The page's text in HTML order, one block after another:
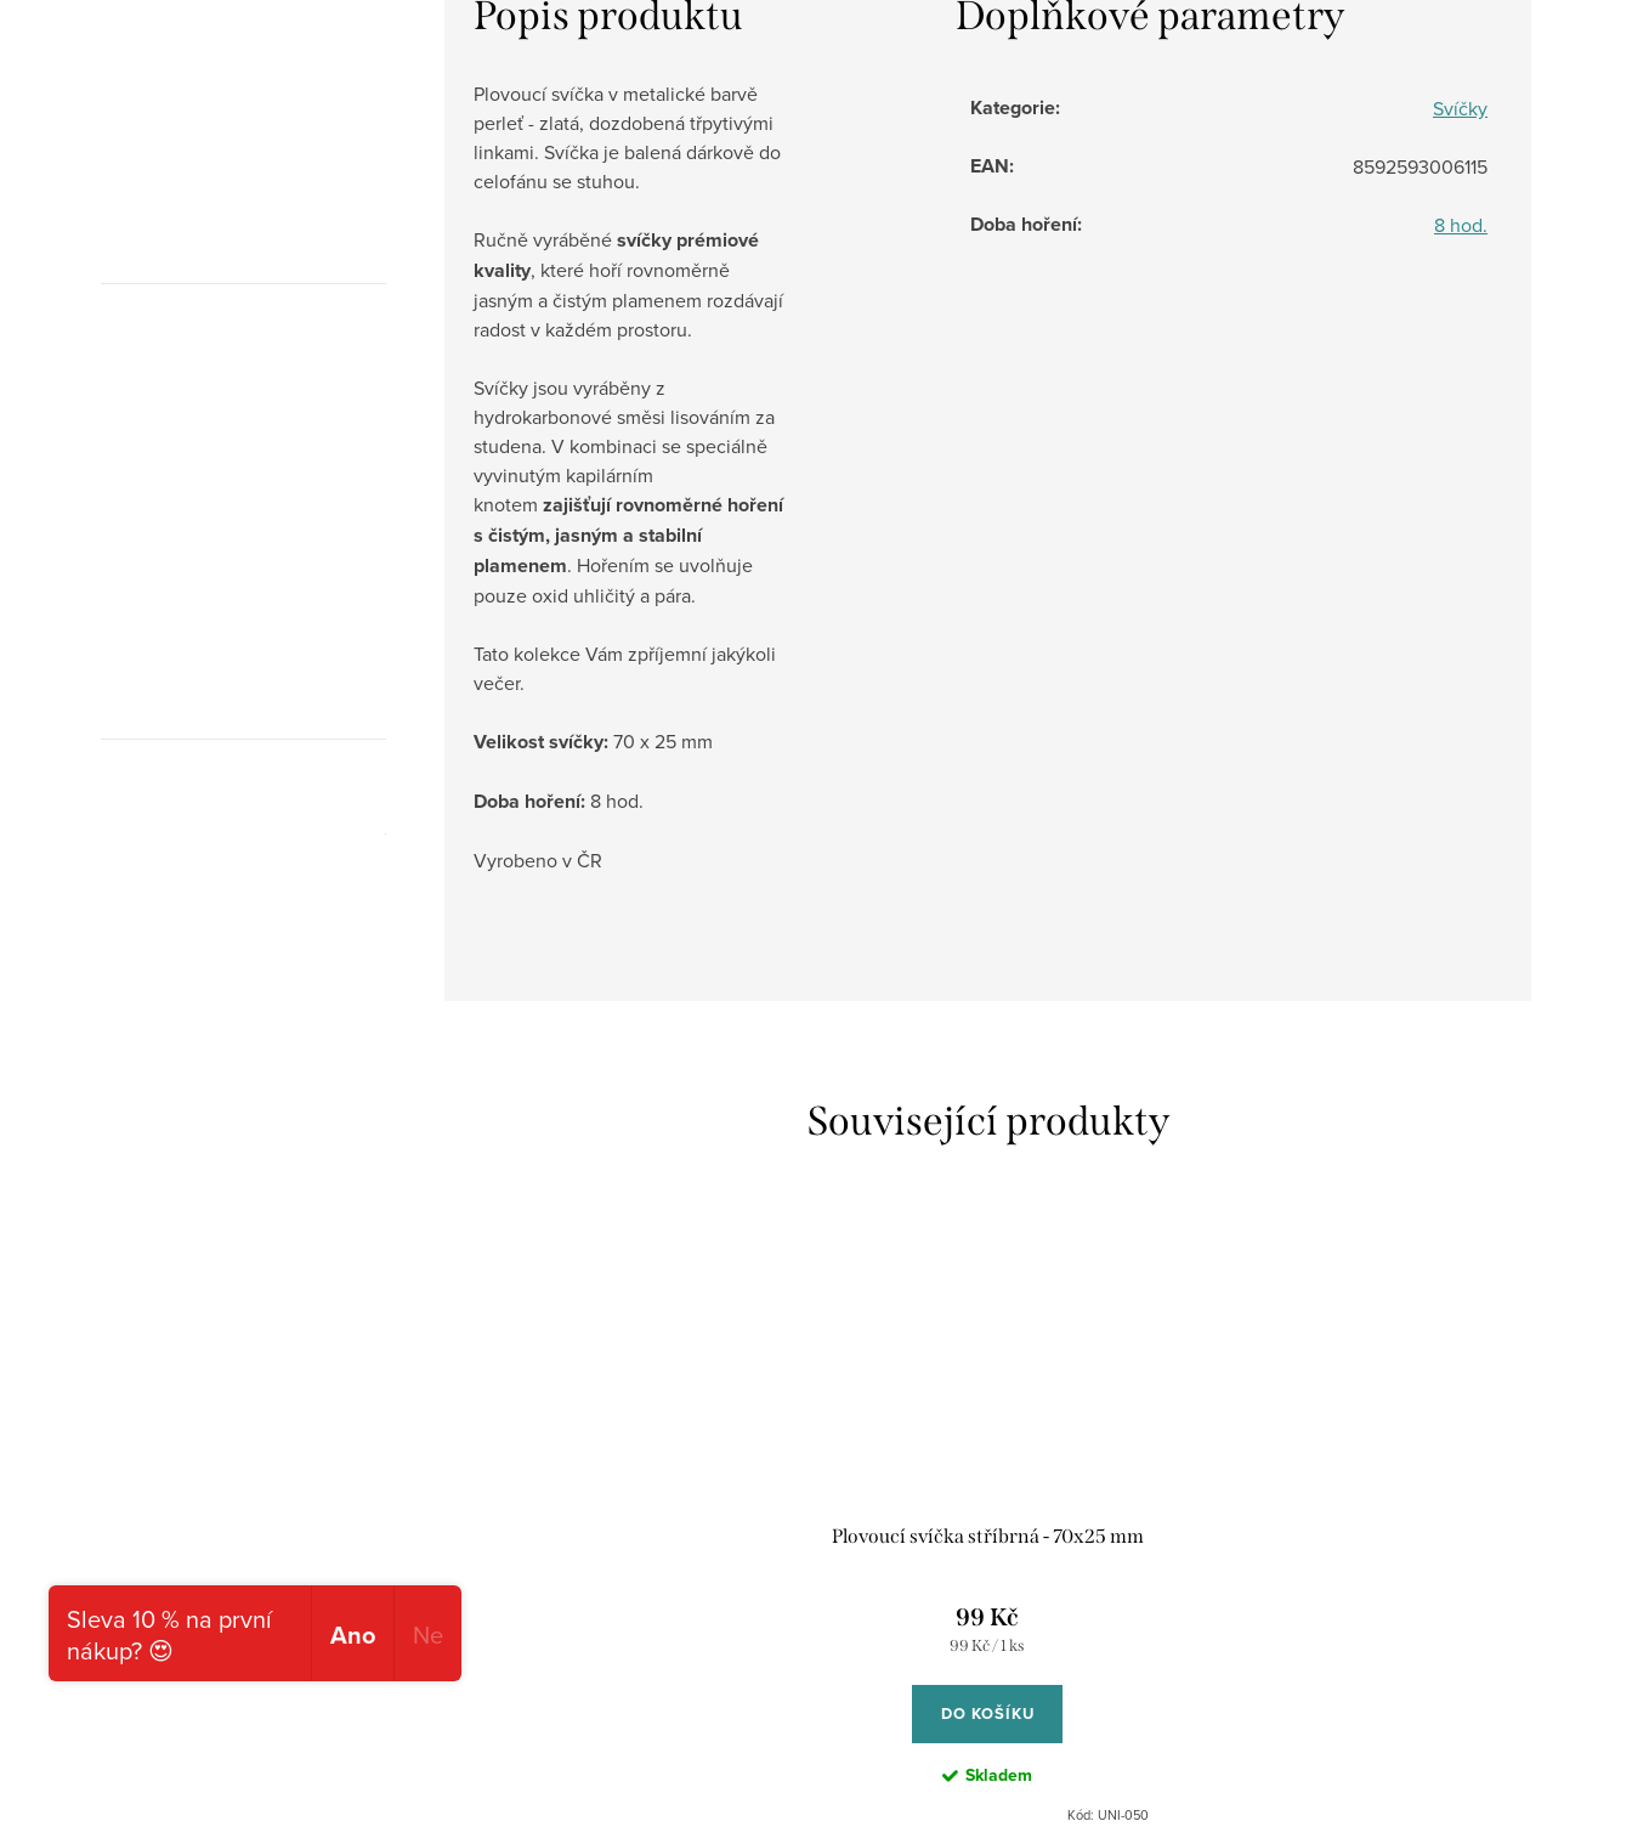
Popis produktu
Plovoucí svíčka v metalické barvě
perleť - zlatá, dozdobená třpytivými
linkami. Svíčka je balená dárkově do
celofánu se stuhou.
Ručně vyráběnésvíčky prémiové
kvality, které hoří rovnoměrně
jasným a čistým plamenem rozdávají
radost v každém prostoru.
Svíčky jsou vyráběny z
hydrokarbonové směsi lisováním za
studena. V kombinaci se speciálně
vyvinutým kapilárním
knotem zajišťují rovnoměrné hoření
s čistým, jasným a stabilní
plamenem. Hořením se uvolňuje
pouze oxid uhličitý a pára.
Tato kolekce Vám zpříjemní jakýkoli
večer.
Velikost svíčky:70 x 25 mm
Doba hoření: 8 hod.
Vyrobeno v ČR
Doplňkové parametry
Kategorie: Svíčky
EAN: 8592593006115
Doba hoření: 8 hod.
Související produkty
Plovoucí svíčka stříbrná - 70x25 mm
99 Kč
Měrná
99 Kč / 1 ks
DO KOŠÍKU
Skladem
Kód: UNI-050
Sleva 10 % na první
nákup? 😍
Ano Ne